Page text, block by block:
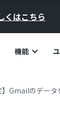
くはこちら
機能
】Gmailのデー